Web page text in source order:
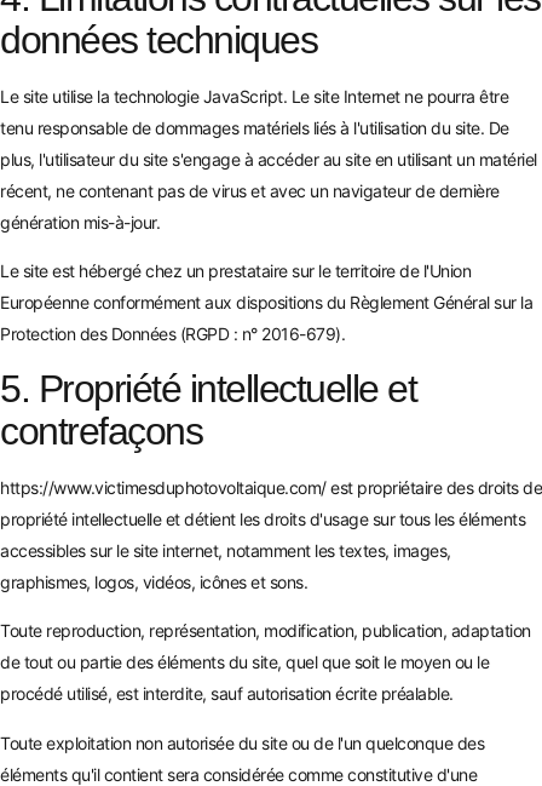
données techniques
Le site utilise la technologie JavaScript. Le site Internet ne pourra être
tenu responsable de dommages matériels liés à l'utilisation du site. De
plus, l'utilisateur du site s'engage à accéder au site en utilisant un matériel
récent, ne contenant pas de virus et avec un navigateur de dernière
génération mis-à-jour.
Le site est hébergé chez un prestataire sur le territoire de l'Union
Européenne conformément aux dispositions du Règlement Général sur la
Protection des Données (RGPD : n° 2016-679).
5. Propriété intellectuelle et
contrefaçons
https://www.victimesduphotovoltaique.com/est propriétaire des droits de
propriété intellectuelle et détient les droits d'usage sur tous les éléments
accessibles sur le site internet, notamment les textes, images,
graphismes, logos, vidéos, icônes et sons.
Toute reproduction, représentation, modification, publication, adaptation
de tout ou partie des éléments du site, quel que soit le moyen ou le
procédé utilisé, est interdite, sauf autorisation écrite préalable.
Toute exploitation non autorisée du site ou de l'un quelconque des
éléments qu'il contient sera considérée comme constitutive d'une